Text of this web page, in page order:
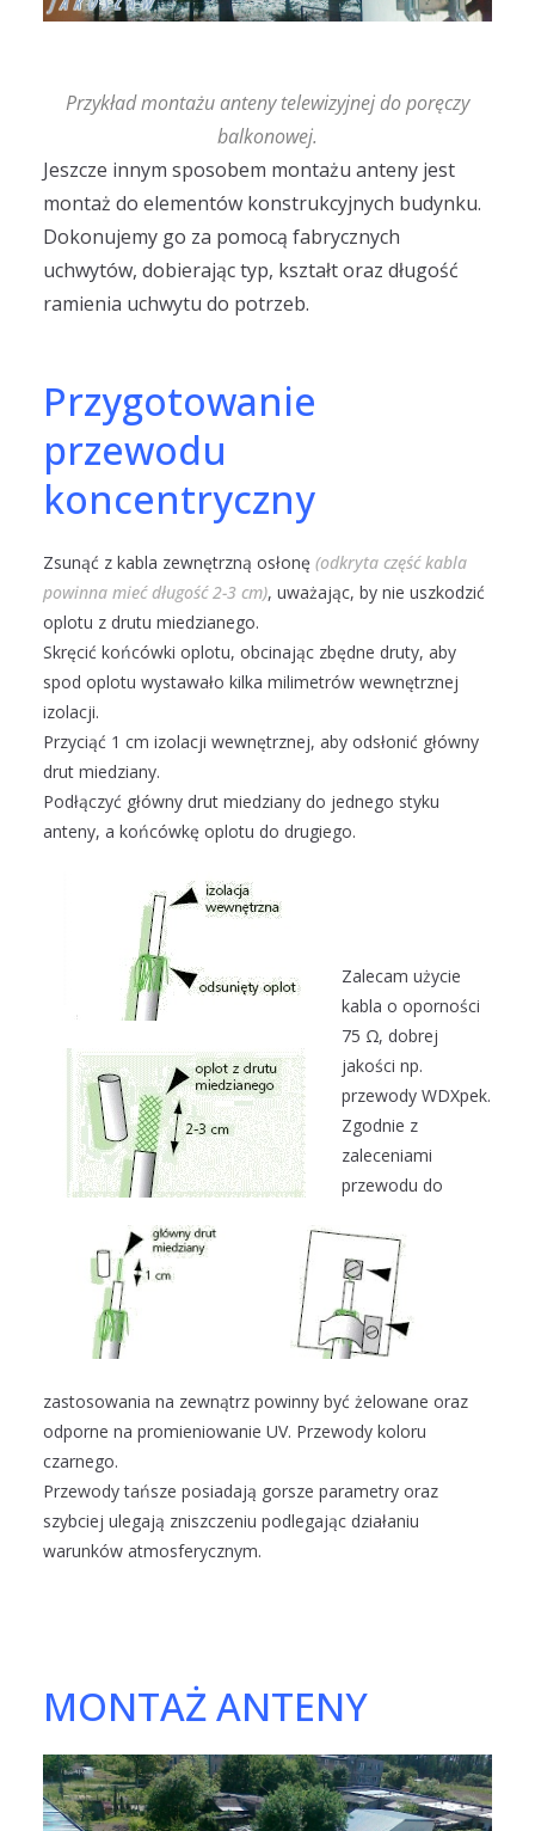
Przykład montażu anteny telewizyjnej do poręczy
balkonowej.
Jeszcze innym sposobem montażu anteny jest
montaż do elementów konstrukcyjnych budynku.
Dokonujemy go za pomocą fabrycznych
uchwytów, dobierając typ, kształt oraz długość
ramienia uchwytu do potrzeb.
Przygotowanie
przewodu
koncentryczny
Zsunąć z kabla zewnętrzną osłonę (odkryta część kabla
powinna mieć długość 2-3 cm), uważając, by nie uszkodzić
oplotu z drutu miedzianego.
Skręcić końcówki oplotu, obcinając zbędne druty, aby
spod oplotu wystawało kilka milimetrów wewnętrznej
izolacji.
Przyciąć 1 cm izolacji wewnętrznej, aby odsłonić główny
drut miedziany.
Podłączyć główny drut miedziany do jednego styku
anteny, a końcówkę oplotu do drugiego.
Zalecam użycie
kabla o oporności
75 Ω, dobrej
jakości np.
przewody WDXpek.
Zgodnie z
zaleceniami
przewodu do
zastosowania na zewnątrz powinny być żelowane oraz
odporne na promieniowanie UV. Przewody koloru
czarnego.
Przewody tańsze posiadają gorsze parametry oraz
szybciej ulegają zniszczeniu podlegając działaniu
warunków atmosferycznym.
MONTAŻ ANTENY